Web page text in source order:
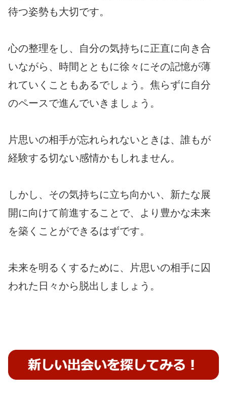
待つ姿勢も大切です。
心の整理をし、自分の気持ちに正直に向き合
いながら、時間とともに徐々にその記憶が薄
れていくこともあるでしょう。焦らずに自分
のペースで進んでいきましょう。
片思いの相手が忘れられないときは、誰もが
経験する切ない感情かもしれません。
しかし、その気持ちに立ち向かい、新たな展
開に向けて前進することで、より豊かな未来
を築くことができるはずです。
未来を明るくするために、片思いの相手に囚
われた日々から脱出しましょう。